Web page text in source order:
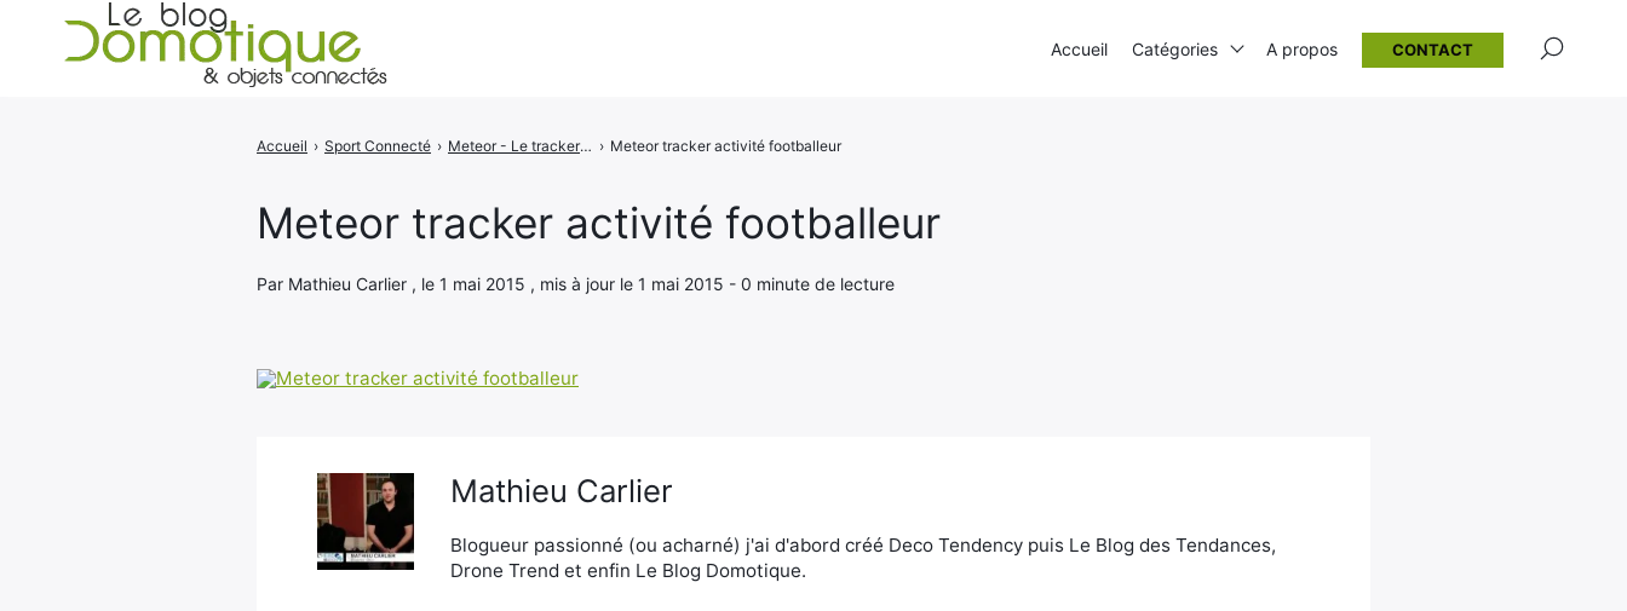
Meteor tracker activité footballeur
Par Mathieu Carlier , le 1 mai 2015 , mis à jour le 1 mai 2015 - 0 minute de lecture
Accueil › Sport Connecté › Meteor - Le tracker d'activité du footballeur › Meteor tracker activité footballeur
Mathieu Carlier
Blogueur passionné (ou acharné) j'ai d'abord créé Deco Tendency puis Le Blog des Tendances,
Drone Trend et enfin Le Blog Domotique.
Accueil Catégories A propos CONTACT
Rechercher